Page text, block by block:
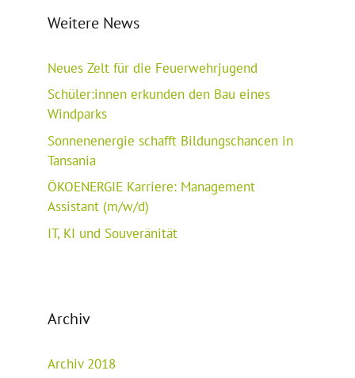
Weitere News
Neues Zelt für die Feuerwehrjugend
Schüler:innen erkunden den Bau eines
Windparks
Sonnenenergie schafft Bildungschancen in
Tansania
ÖKOENERGIE Karriere: Management
Assistant (m/w/d)
IT, KI und Souveränität
Archiv
Archiv 2018